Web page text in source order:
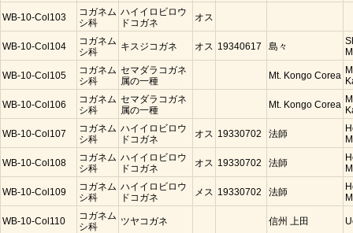
WB-10-Col103
コガネム
シ科
ハイイロビロウ
ドコガネ
オス
WB-10-Col104
コガネム
シ科
キスジコガネ オス 19340617 島々
WB-10-Col105
コガネム
シ科
セマダラコガネ
属の一種
Mt. Kongo Corea
WB-10-Col106
コガネム
シ科
セマダラコガネ
属の一種
Mt. Kongo Corea
WB-10-Col107
コガネム
シ科
ハイイロビロウ
ドコガネ
オス 19330702 法師
WB-10-Col108
コガネム
シ科
ハイイロビロウ
ドコガネ
オス 19330702 法師
WB-10-Col109
コガネム
シ科
ハイイロビロウ
ドコガネ
メス 19330702 法師
WB-10-Col110
コガネム
シ科
ツヤコガネ 信州 上田